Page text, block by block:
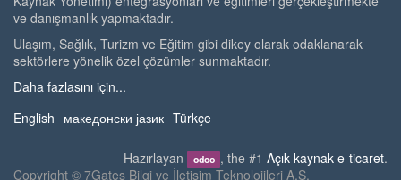
ve danışmanlık yapmaktadır.
Ulaşım, Sağlık, Turizm ve Eğitim gibi dikey olarak odaklanarak
sektörlere yönelik özel çözümler sunmaktadır.
Daha fazlasını için...
English македонски јазик Türkçe
Hazırlayan odoo , the #1 Açık kaynak e-ticaret.
Copyright © 7Gates Bilgi ve İletişim Teknolojileri A.Ş.